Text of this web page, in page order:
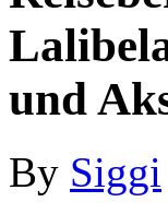
und
By Siggi